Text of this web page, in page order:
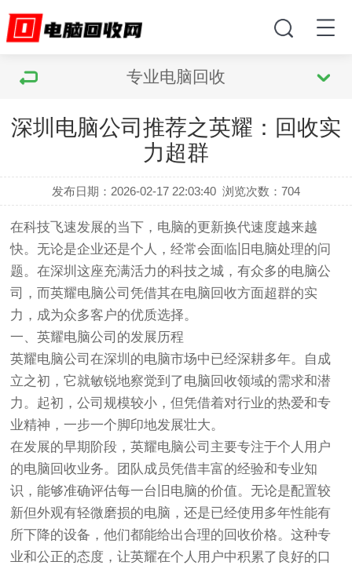
专业电脑回收
深圳电脑公司推荐之英耀：回收实
力超群
发布日期：2026-02-17 22:03:40 浏览次数：704
在科技飞速发展的当下，电脑的更新换代速度越来越
快。无论是企业还是个人，经常会面临旧电脑处理的问
题。在深圳这座充满活力的科技之城，有众多的电脑公
司，而英耀电脑公司凭借其在电脑回收方面超群的实
力，成为众多客户的优质选择。
一、英耀电脑公司的发展历程
英耀电脑公司在深圳的电脑市场中已经深耕多年。自成
立之初，它就敏锐地察觉到了电脑回收领域的需求和潜
力。起初，公司规模较小，但凭借着对行业的热爱和专
业精神，一步一个脚印地发展壮大。
在发展的早期阶段，英耀电脑公司主要专注于个人用户
的电脑回收业务。团队成员凭借丰富的经验和专业知
识，能够准确评估每一台旧电脑的价值。无论是配置较
新但外观有轻微磨损的电脑，还是已经使用多年性能有
所下降的设备，他们都能给出合理的回收价格。这种专
业和公正的态度，让英耀在个人用户中积累了良好的口